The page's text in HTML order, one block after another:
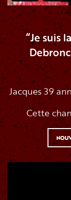
“Je suis
Jacques 39
Cette